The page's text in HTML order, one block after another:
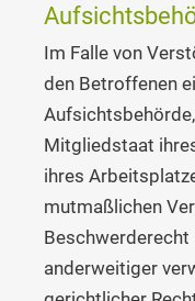
Im Falle von
den Betroffenen
Mitgliedstaat
ihres
mutmaßlichen
anderweitiger